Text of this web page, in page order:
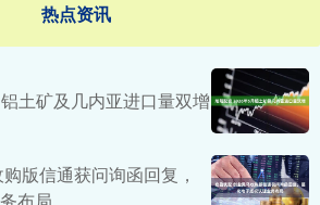
热点资讯
土矿及几内亚进口量双增
版信通获问询函回复，